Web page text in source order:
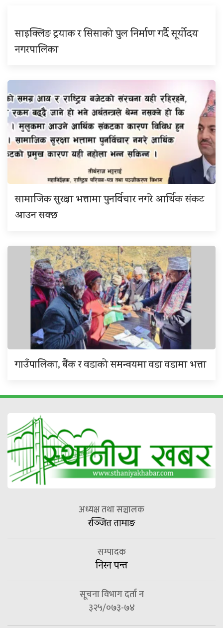
साइक्लिङ ट्रयाक र सिसाको पुल निर्माण गर्दै सूर्योदय
नगरपालिका
सामाजिक सुरक्षा भत्तामा पुनर्विचार नगरे आर्थिक संकट
आउन सक्छ
गाउँपालिका, बैंक र वडाको समन्वयमा वडा वडामा भत्ता
अध्यक्ष तथा सञ्चालक
रञ्जित तामाङ
सम्पादक
निरन पन्त
सूचना विभाग दर्ता न
३२५/०७३-७४